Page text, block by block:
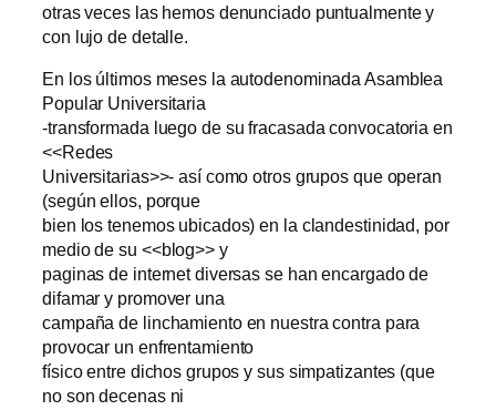
otras veces las hemos denunciado puntualmente y
con lujo de detalle.
En los últimos meses la autodenominada Asamblea
Popular Universitaria
-transformada luego de su fracasada convocatoria en
<<Redes
Universitarias>>- así como otros grupos que operan
(según ellos, porque
bien los tenemos ubicados) en la clandestinidad, por
medio de su <<blog>> y
paginas de internet diversas se han encargado de
difamar y promover una
campaña de linchamiento en nuestra contra para
provocar un enfrentamiento
físico entre dichos grupos y sus simpatizantes (que
no son decenas ni